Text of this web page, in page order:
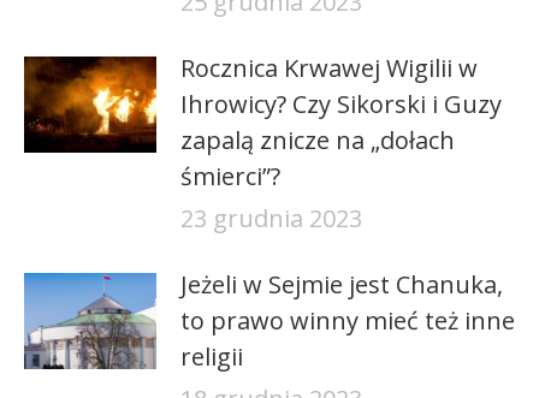
Rocznica Krwawej Wigilii w
Ihrowicy? Czy Sikorski i Guzy
zapalą znicze na „dołach
śmierci”?
23 grudnia 2023
Jeżeli w Sejmie jest Chanuka,
to prawo winny mieć też inne
religii